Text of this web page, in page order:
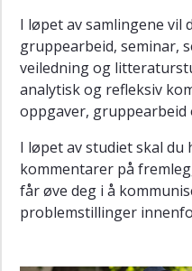
I løpet av samlingene vil
gruppearbeid, seminar,
veiledning og
analytisk og refleksiv
oppgaver, gruppearbeid
I løpet av studiet skal
kommentarer på
får øve deg i å
problemstillinger